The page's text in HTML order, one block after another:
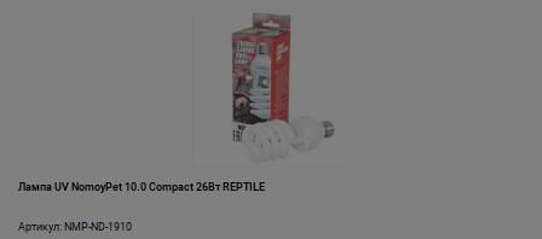
Лампа UV NomoyPet 10.0 Compact 26Вт REPTILE
Артикул: NMP-ND-1910